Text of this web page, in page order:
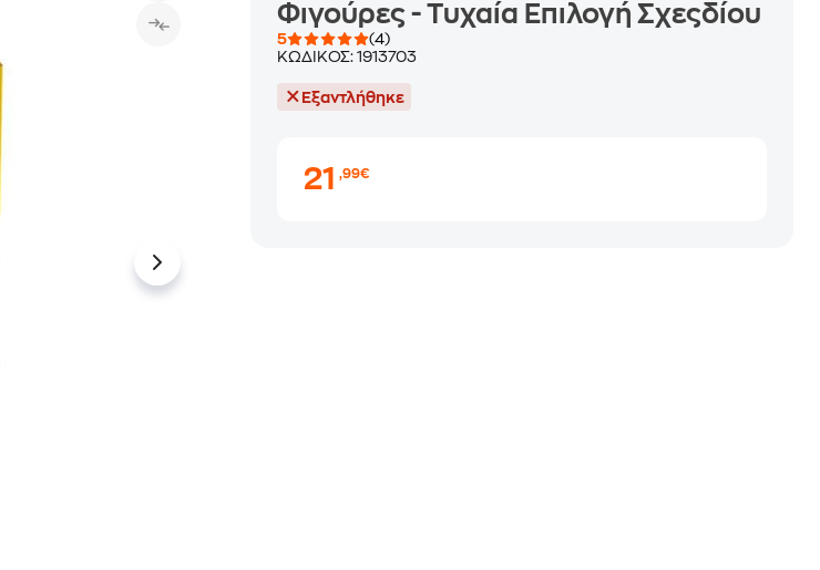
Φιγούρες - Τυχαία Επιλογή Σχεςδίου
5
(4)
ΚΩΔΙΚΟΣ:1913703
Εξαντλήθηκε
21,99€